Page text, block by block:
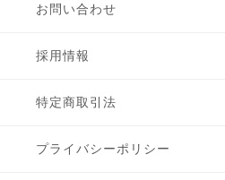
お問い合わせ
採用情報
特定商取引法
プライバシーポリシー